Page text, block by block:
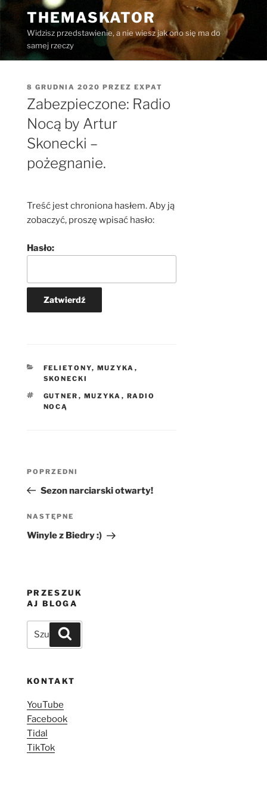
Przejdź
THEMASKATOR
Widzisz przedstawienie, a nie wiesz jak ono się ma do
samej rzeczy
OPUBLIKOWANE
W
8 GRUDNIA 2020 PRZEZ EXPAT
Zabezpieczone: Radio
Nocą by Artur
Skonecki –
pożegnanie.
Treść jest chroniona hasłem. Aby ją
zobaczyć, proszę wpisać hasło:
Hasło:
KATEGORIE
FELIETONY, MUZYKA ,
SKONECKI
TAGI
GUTNER , MUZYKA , RADIO
NOCĄ
Poprzedni
wpis
POPRZEDNI
Sezon narciarski otwarty!
Następny
wpis
NASTĘPNE
Winyle z Biedry :)
PRZESZUK
AJ BLOGA
Szukaj:
KONTAKT
YouTube
Facebook
Tidal
TikTok